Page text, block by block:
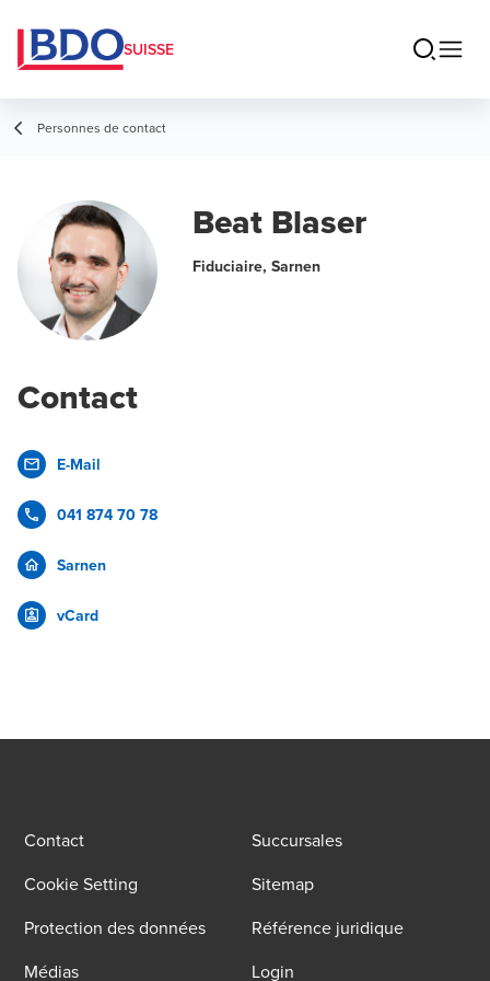
SUISSE
Personnes de contact
Beat Blaser
Fiduciaire, Sarnen
Contact
E-Mail
041 874 70 78
Sarnen
vCard
Contact
Succursales
Cookie Setting
Sitemap
Protection des données
Référence juridique
Médias
Login